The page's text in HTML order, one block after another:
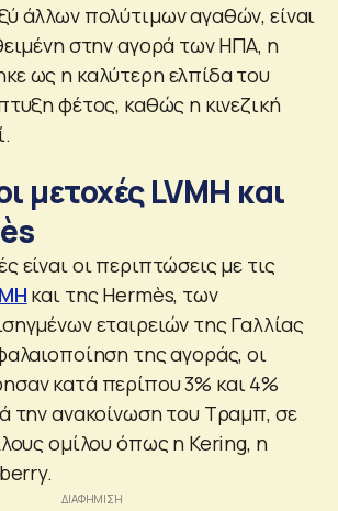
άλλων πολύτιμων αγαθών, είναι
στην αγορά των ΗΠΑ, η
ως η καλύτερη ελπίδα του
φέτος, καθώς η κινεζική
μετοχές LVMH και
είναι οι περιπτώσεις με τις
και της Hermès, των
εταιρειών της Γαλλίας
της αγοράς, οι
κατά περίπου 3% και 4%
την ανακοίνωση του Τραμπ, σε
ομίλου όπως η Kering, η